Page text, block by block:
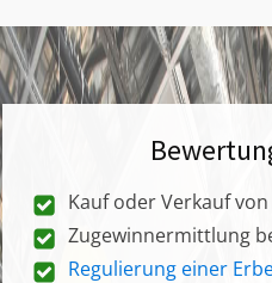
Kauf oder Verkauf
Zugewinnermittlung
Regulierung einer